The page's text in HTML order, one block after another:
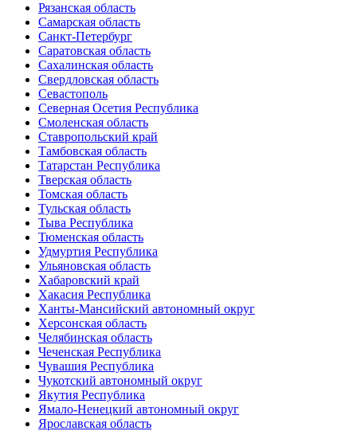
Рязанская область
Самарская область
Санкт-Петербург
Саратовская область
Сахалинская область
Свердловская область
Севастополь
Северная Осетия Республика
Смоленская область
Ставропольский край
Тамбовская область
Татарстан Республика
Тверская область
Томская область
Тульская область
Тыва Республика
Тюменская область
Удмуртия Республика
Ульяновская область
Хабаровский край
Хакасия Республика
Ханты-Мансийский автономный округ
Херсонская область
Челябинская область
Чеченская Республика
Чувашия Республика
Чукотский автономный округ
Якутия Республика
Ямало-Ненецкий автономный округ
Ярославская область